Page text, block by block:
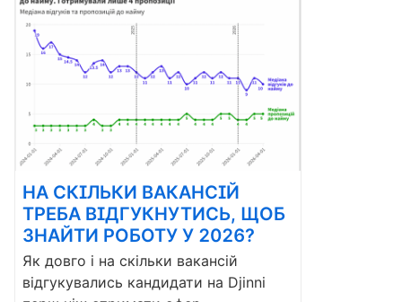
НА СКІЛЬКИ ВАКАНСІЙ
ТРЕБА ВІДГУКНУТИСЬ, ЩОБ
ЗНАЙТИ РОБОТУ У 2026?
Як довго і на скільки вакансій
відгукувались кандидати на Djinni